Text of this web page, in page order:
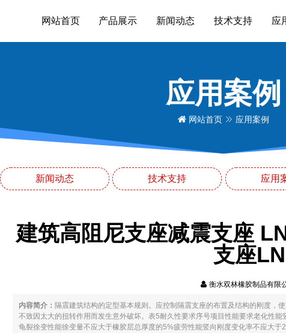
网站首页 产品展示 新闻动态 技术支持 应
应用案例
网站首页 应用案例
新闻动态 技术支持 应用
建筑高阻尼支座减震支座
支座
衡水双林橡胶制品有
内容简介： 隔震建筑结构的定型基本规则。应控制隔震支座的布置及结构的刚度，
不致因太大的扭转作用而发生意外破坏。表5耐久性要求序号项目性能要求老化性
龟裂徐变性能徐变量不应大于橡胶层总厚度的5%疲劳性能竖向刚度变化率不应大于